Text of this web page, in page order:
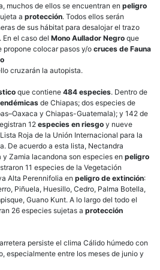
muchos de ellos se encuentran en peligro
a protección. Todos ellos serán
de sus hábitat para desalojar el trazo
En el caso del Mono Aullador Negro que
propone colocar pasos y/o cruces de Fauna
cruzarán la autopista.
que contiene 484 especies. Dentro de
de Chiapas; dos especies de
y Chiapas-Guatemala); y 142 de
12 especies en riesgo y nueve
Roja de la Unión Internacional para la
De acuerdo a esta lista, Nectandra
Zamia lacandona son especies en peligro
11 especies de la Vegetación
Alta Perennifolia en peligro de extinción:
Piñuela, Huesillo, Cedro, Palma Botella,
Guano Kunt. A lo largo del todo el
26 especies sujetas a protección
persiste el clima Cálido húmedo con
especialmente entre los meses de junio y